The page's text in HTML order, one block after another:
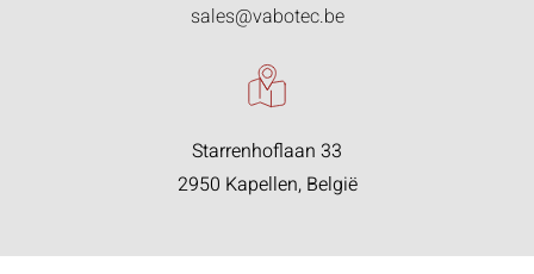
sales@vabotec.be
Starrenhoflaan 33
2950 Kapellen, België